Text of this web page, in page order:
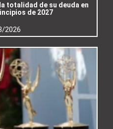
totalidad de su deuda en
de 2027
2026